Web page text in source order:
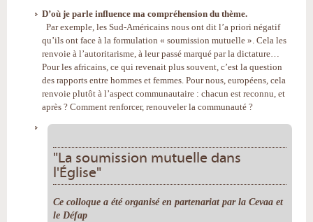
D’où je parle influence ma compréhension du thème.
Par exemple, les Sud-Américains nous ont dit l’a priori négatif
qu’ils ont face à la formulation « soumission mutuelle ». Cela les
renvoie à l’autoritarisme, à leur passé marqué par la dictature…
Pour les africains, ce qui revenait plus souvent, c’est la question
des rapports entre hommes et femmes. Pour nous, européens, cela
renvoie plutôt à l’aspect communautaire : chacun est reconnu, et
après ? Comment renforcer, renouveler la communauté ?
"La soumission mutuelle dans
l'Église"
Ce colloque a été organisé en partenariat par la Cevaa et
le Défap